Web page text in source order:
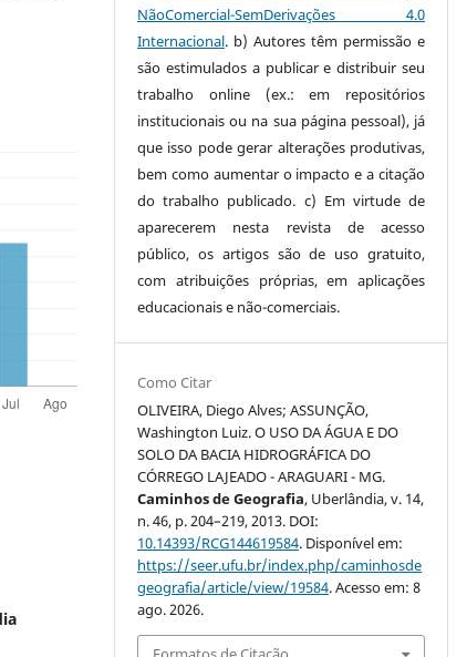
NãoComercial-SemDerivações 4.0
Internacional. b) Autores têm permissão e
são estimulados a publicar e distribuir seu
trabalho online (ex.: em repositórios
institucionais ou na sua página pessoal), já
que isso pode gerar alterações produtivas,
bem como aumentar o impacto e a citação
do trabalho publicado. c) Em virtude de
aparecerem nesta revista de acesso
público, os artigos são de uso gratuito,
com atribuições próprias, em aplicações
educacionais e não-comerciais.
Como Citar
OLIVEIRA, Diego Alves; ASSUNÇÃO,
Washington Luiz. O USO DA ÁGUA E DO
SOLO DA BACIA HIDROGRÁFICA DO
CÓRREGO LAJEADO - ARAGUARI - MG.
Caminhos de Geografia, Uberlândia, v. 14,
n. 46, p. 204–219, 2013. DOI:
10.14393/RCG144619584. Disponível em:
https://seer.ufu.br/index.php/caminhosde
geografia/article/view/19584. Acesso em: 8
ago. 2026.